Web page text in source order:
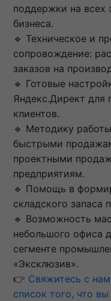
поддержки на всех
бизнеса.
🔹 Техническое и
сопровождение:
заказов на
🔹 Готовые
Яндекс.Директ для
клиентов.
🔹 Методику
быстрыми
проектными
предприятиям.
🔹 Помощь в
складского запаса
🔹 Возможность
небольшого офиса
сегменте
«Эксклюзив».
👉 Свяжитесь с
список того, что